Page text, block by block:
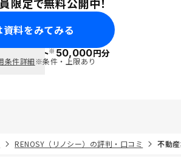
資料をみてみる
ポイント※50,000円分
条件詳細※条件・上限あり
RENOSY（リノシー）の評判・口コミ 不動